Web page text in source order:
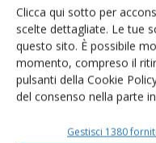
Clicca qui sotto per
scelte dettagliate. Le tue
questo sito. È possibile
momento, compreso il
pulsanti della Cookie
del consenso nella parte
Gestisci 1380
Asiago,
massimi storici
DiGiorgio Setti 8 Aprile 2016